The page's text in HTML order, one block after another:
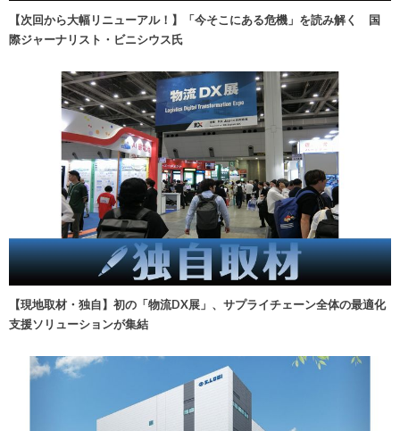
【次回から大幅リニューアル！】「今そこにある危機」を読み解く 国
際ジャーナリスト・ビニシウス氏
【現地取材・独自】初の「物流DX展」、サプライチェーン全体の最適化
支援ソリューションが集結